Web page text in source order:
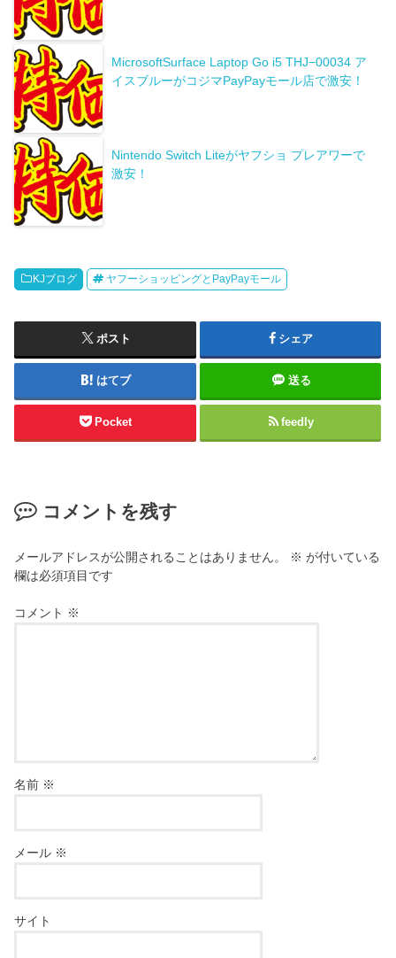
MicrosoftSurface Laptop Go i5 THJ−00034 ア
イスブルーがコジマPayPayモール店で激安！
Nintendo Switch Liteがヤフショ プレアワーで
激安！
KJブログ ヤフーショッピングとPayPayモール
ポスト シェア
はてブ 送る
Pocket feedly
コメントを残す
メールアドレスが公開されることはありません。 ※ が付いている
欄は必須項目です
コメント ※
名前 ※
メール ※
サイト